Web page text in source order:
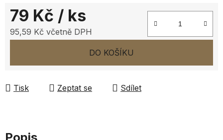
79 Kč / ks
95,59 Kč včetně DPH
DO KOŠÍKU
Tisk Zeptat se Sdílet
Popis